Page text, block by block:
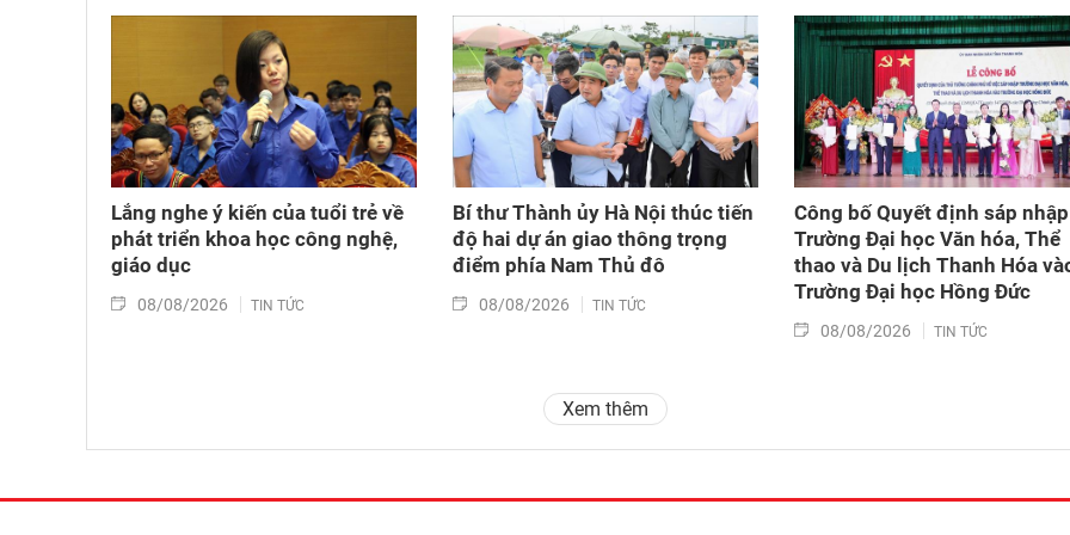
Lắng nghe ý kiến của tuổi trẻ về
phát triển khoa học công nghệ,
giáo dục
08/08/2026 TIN TỨC
Bí thư Thành ủy Hà Nội thúc tiến
độ hai dự án giao thông trọng
điểm phía Nam Thủ đô
08/08/2026 TIN TỨC
Công bố Quyết định sáp nhập
Trường Đại học Văn hóa, Thể
thao và Du lịch Thanh Hóa
Trường Đại học Hồng Đức
08/08/2026 TIN TỨC
Xem thêm